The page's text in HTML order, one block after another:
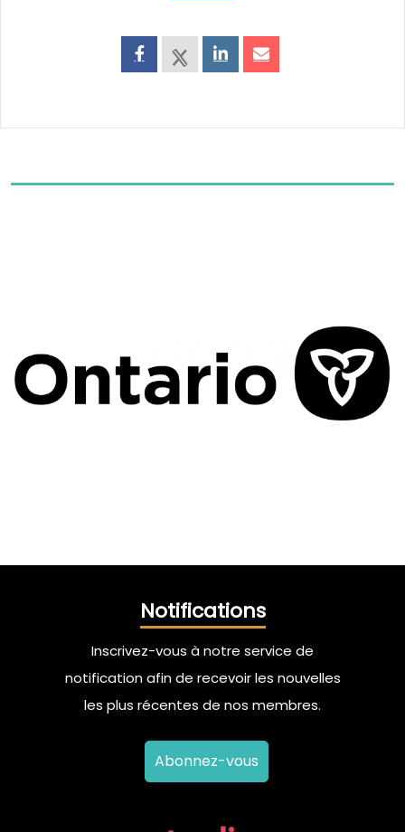
Notifications
Inscrivez-vous à notre service de
notification afin de recevoir les nouvelles
les plus récentes de nos membres.
Abonnez-vous